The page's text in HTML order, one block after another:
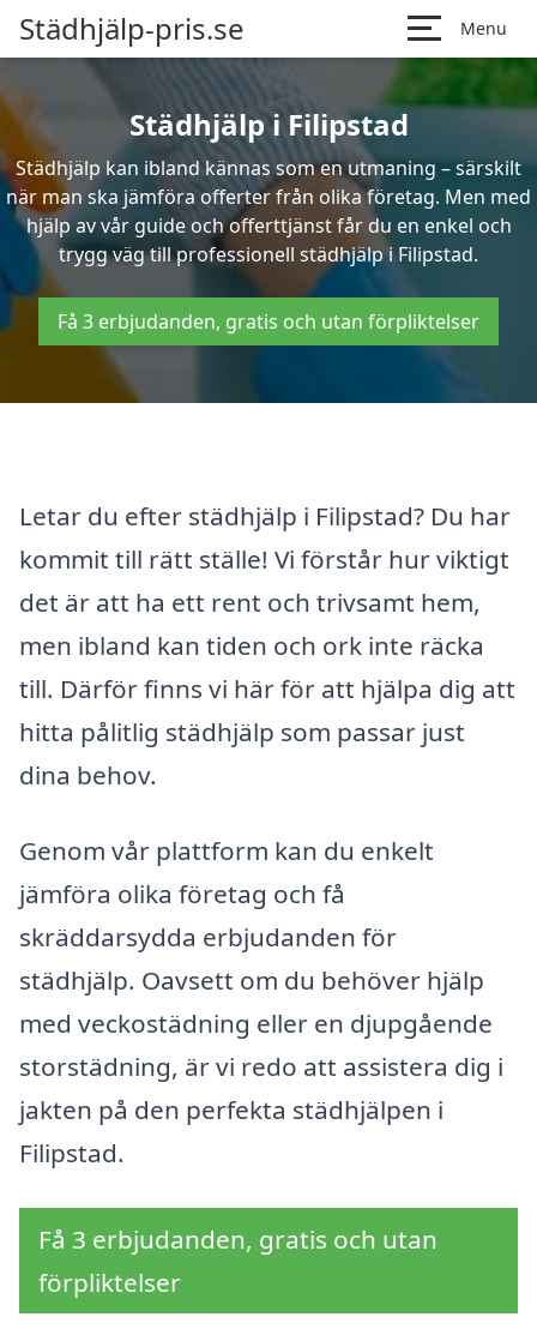
Städhjälp-pris.se Menu
Städhjälp i Filipstad
Städhjälp kan ibland kännas som en utmaning – särskilt
när man ska jämföra offerter från olika företag. Men med
hjälp av vår guide och offerttjänst får du en enkel och
trygg väg till professionell städhjälp i Filipstad.
Få 3 erbjudanden, gratis och utan förpliktelser
Letar du efter städhjälp i Filipstad? Du har
kommit till rätt ställe! Vi förstår hur viktigt
det är att ha ett rent och trivsamt hem,
men ibland kan tiden och ork inte räcka
till. Därför finns vi här för att hjälpa dig att
hitta pålitlig städhjälp som passar just
dina behov.
Genom vår plattform kan du enkelt
jämföra olika företag och få
skräddarsydda erbjudanden för
städhjälp. Oavsett om du behöver hjälp
med veckostädning eller en djupgående
storstädning, är vi redo att assistera dig i
jakten på den perfekta städhjälpen i
Filipstad.
Få 3 erbjudanden, gratis och utan
förpliktelser